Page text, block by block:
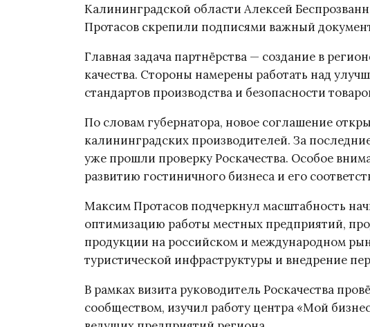
Калининградской области Алексей
Протасов скрепили подписями важный
Главная задача партнёрства — создание в
качества. Стороны намерены работать над
стандартов производства и безопасности
По словам губернатора, новое соглашение
калининградских производителей. За
уже прошли проверку Роскачества. Особое
развитию гостиничного бизнеса и его
Максим Протасов подчеркнул масштабность
оптимизацию работы местных предприятий,
продукции на российском и международном
туристической инфраструктуры и внедрение
В рамках визита руководитель Роскачества
сообществом, изучил работу центра «Мой